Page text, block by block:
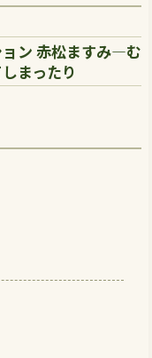
ン 赤松ますみ―む
まったり